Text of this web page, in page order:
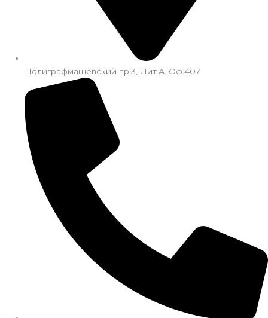
Полиграфмашевский пр.3, Лит.А. Оф.407